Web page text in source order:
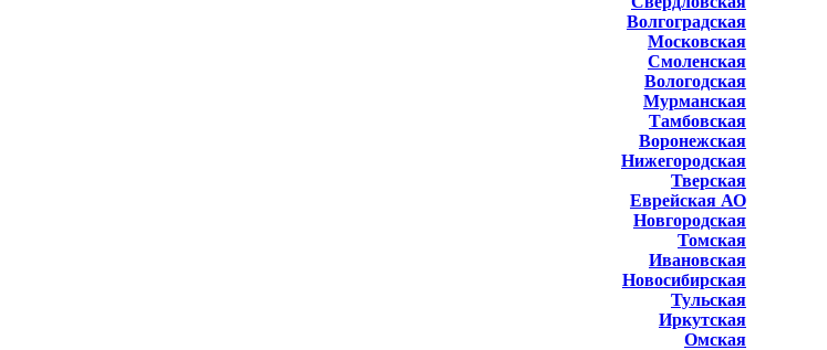
Волгоградская
Московская
Смоленская
Вологодская
Мурманская
Тамбовская
Воронежская
Нижегородская
Тверская
Еврейская АО
Новгородская
Томская
Ивановская
Новосибирская
Тульская
Иркутская
Омская